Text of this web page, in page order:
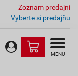
Zoznam predajní
Vyberte si predajňu
MENU